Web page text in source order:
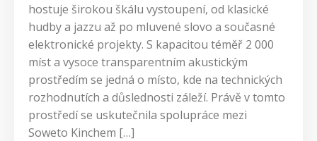
hostuje širokou škálu vystoupení, od klasické
hudby a jazzu až po mluvené slovo a současné
elektronické projekty. S kapacitou téměř 2 000
míst a vysoce transparentním akustickým
prostředím se jedná o místo, kde na technických
rozhodnutích a důslednosti záleží. Právě v tomto
prostředí se uskutečnila spolupráce mezi
Soweto Kinchem […]